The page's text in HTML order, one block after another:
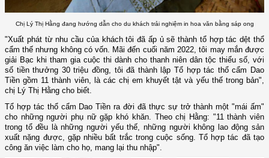
Chị Lý Thị Hằng đang hướng dẫn cho du khách trải nghiệm in hoa văn bằng sáp ong
"Xuất phát từ nhu cầu của khách tôi đã ấp ủ sẽ thành tổ hợp tác dệt thổ
cẩm thế nhưng không có vốn. Mãi đến cuối năm 2022, tôi may mắn được
giải Bạc khi tham gia cuộc thi dành cho thanh niên dân tộc thiểu số, với
số tiền thưởng 30 triệu đồng, tôi đã thành lập Tổ hợp tác thổ cẩm Dao
Tiền gồm 11 thành viên, là các chị em khuyết tật và yếu thế trong bản",
chị Lý Thị Hằng cho biết.
Tổ hợp tác thổ cẩm Dao Tiền ra đời đã thực sự trở thành một "mái ấm"
cho những người phụ nữ gặp khó khăn. Theo chị Hằng: "11 thành viên
trong tổ đều là những người yếu thế, những người không lao động sản
xuất nặng được, gặp nhiều bất trắc trong cuộc sống. Tổ hợp tác đã tạo
công ăn việc làm cho họ, mang lại thu nhập".